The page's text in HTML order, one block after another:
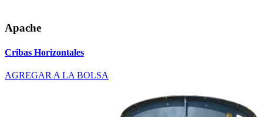
Apache
Cribas Horizontales
AGREGAR A LA BOLSA